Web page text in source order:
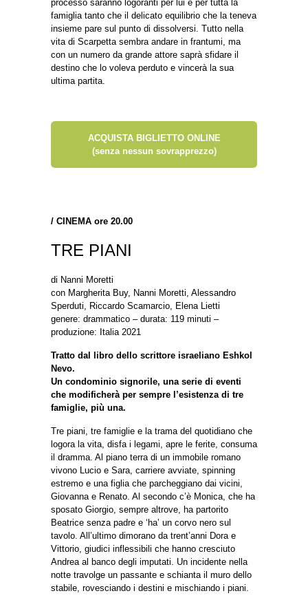
processo saranno logoranti per lui e per tutta la
famiglia tanto che il delicato equilibrio che la teneva
insieme pare sul punto di dissolversi. Tutto nella
vita di Scarpetta sembra andare in frantumi, ma
con un numero da grande attore saprà sfidare il
destino che lo voleva perduto e vincerà la sua
ultima partita.
ACQUISTA BIGLIETTO ONLINE
(senza nessun sovrapprezzo)
/ CINEMA ore 20.00
TRE PIANI
di Nanni Moretti
con Margherita Buy, Nanni Moretti, Alessandro
Sperduti, Riccardo Scamarcio, Elena Lietti
genere: drammatico – durata: 119 minuti –
produzione: Italia 2021
Tratto dal libro dello scrittore israeliano Eshkol
Nevo.
Un condominio signorile, una serie di eventi
che modificherà per sempre l’esistenza di tre
famiglie, più una.
Tre piani, tre famiglie e la trama del quotidiano che
logora la vita, disfa i legami, apre le ferite, consuma
il dramma. Al piano terra di un immobile romano
vivono Lucio e Sara, carriere avviate, spinning
estremo e una figlia che parcheggiano dai vicini,
Giovanna e Renato. Al secondo c’è Monica, che ha
sposato Giorgio, sempre altrove, ha partorito
Beatrice senza padre e ‘ha’ un corvo nero sul
tavolo. All’ultimo dimorano da trent’anni Dora e
Vittorio, giudici inflessibili che hanno cresciuto
Andrea al banco degli imputati. Un incidente nella
notte travolge un passante e schianta il muro dello
stabile, rovesciando i destini e mischiando i piani.